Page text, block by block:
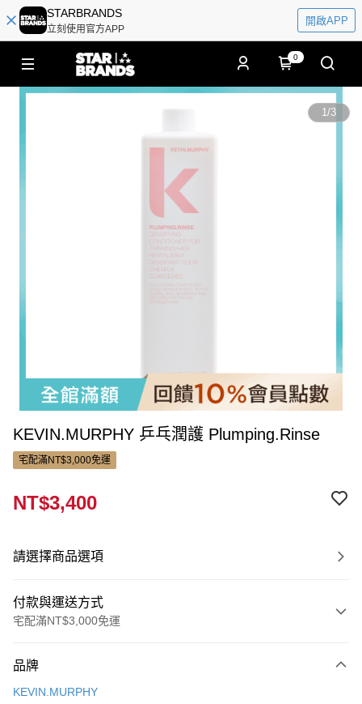
STARBRANDS
立刻使用官方APP
開啟APP
0
1/3
KEVIN.MURPHY 乒乓潤護 Plumping.Rinse
宅配滿NT$3,000免運
NT$3,400
請選擇商品選項
付款與運送方式
宅配滿NT$3,000免運
信用卡一次付款
品牌
KEVIN.MURPHY